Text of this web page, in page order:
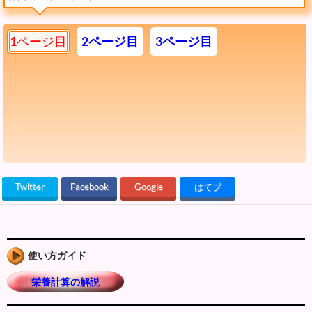
1ページ目 2ページ目 3ページ目
Twitter Facebook Google はてブ
使い方ガイド
栄養計算の解説